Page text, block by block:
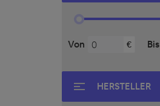
Von € Bis
HERSTELLER